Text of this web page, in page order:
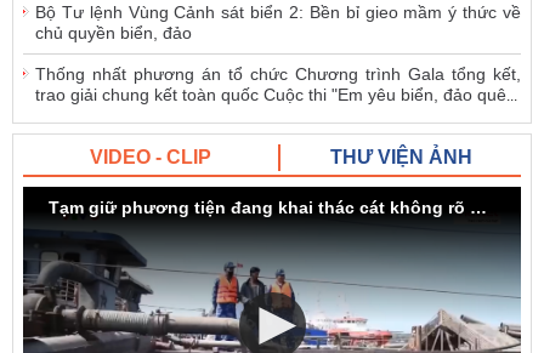
Bộ Tư lệnh Vùng Cảnh sát biển 2: Bền bỉ gieo mầm ý thức về
chủ quyền biển, đảo
Thống nhất phương án tổ chức Chương trình Gala tổng kết,
trao giải chung kết toàn quốc Cuộc thi "Em yêu biển, đảo quê
VIDEO - CLIP THƯ VIỆN ẢNH
Tạm giữ phương tiện đang khai thác cát không rõ nguồn gốc